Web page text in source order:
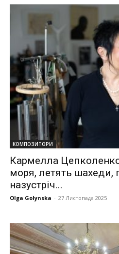
КОМПОЗИТОРИ
Кармелла
моря, летять
назустріч...
Olga Golynska - 27 Листопада 2025